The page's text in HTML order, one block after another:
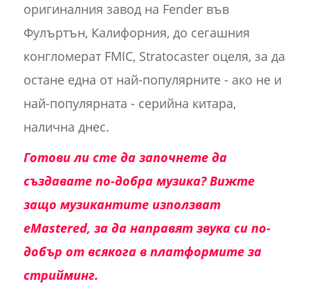
оригиналния завод на Fender във
Фулъртън, Калифорния, до сегашния
конгломерат FMIC, Stratocaster оцеля, за да
остане една от най-популярните - ако не и
най-популярната - серийна китара,
налична днес.
Готови ли сте да започнете да
създавате по-добра музика? Вижте
защо музикантите използват
eMastered, за да направят звука си по-
добър от всякога в платформите за
стрийминг.